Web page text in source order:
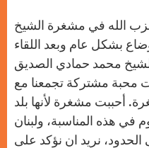
الله في مشغرة الشيخ
بشكل عام وبعد اللقاء
محمد حمادي الصديق
محبة مشتركة تجمعنا مع
أحببت مشغرة لأنها بلد
في هذه المناسبة، ولبنان
نريد ان نؤكد على